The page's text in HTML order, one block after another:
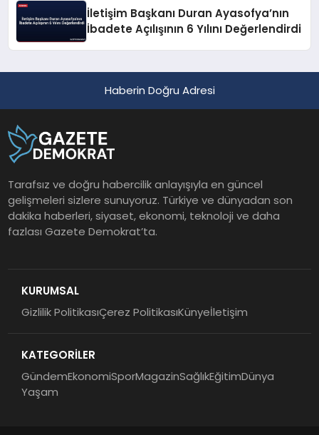
İletişim Başkanı Duran Ayasofya’nın
İbadete Açılışının 6 Yılını Değerlendirdi
Haberin Doğru Adresi
Tarafsız ve doğru habercilik anlayışıyla en güncel
gelişmeleri sizlere sunuyoruz. Türkiye ve dünyadan son
dakika haberleri, siyaset, ekonomi, teknoloji ve daha
fazlası Gazete Demokrat’ta.
KURUMSAL
Gizlilik PolitikasıÇerez PolitikasıKünyeİletişim
KATEGORİLER
GündemEkonomiSporMagazinSağlıkEğitimDünya
Yaşam